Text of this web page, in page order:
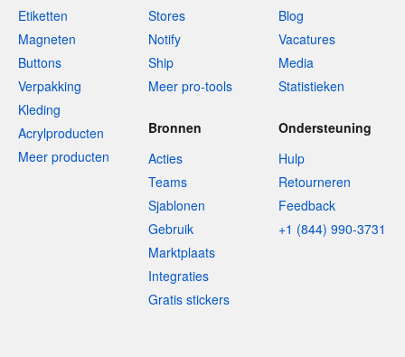
Etiketten
Magneten
Buttons
Verpakking
Kleding
Acrylproducten
Meer producten
Stores
Notify
Ship
Meer pro-tools
Blog
Vacatures
Media
Statistieken
Bronnen
Acties
Teams
Sjablonen
Gebruik
Marktplaats
Integraties
Gratis stickers
Ondersteuning
Hulp
Retourneren
Feedback
+1 (844) 990-3731